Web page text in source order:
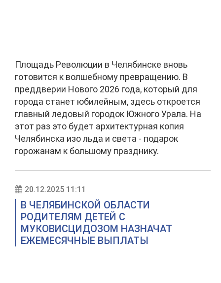
Площадь Революции в Челябинске вновь
готовится к волшебному превращению. В
преддверии Нового 2026 года, который для
города станет юбилейным, здесь откроется
главный ледовый городок Южного Урала. На
этот раз это будет архитектурная копия
Челябинска изо льда и света - подарок
горожанам к большому празднику.
20.12.2025 11:11
В ЧЕЛЯБИНСКОЙ ОБЛАСТИ
РОДИТЕЛЯМ ДЕТЕЙ С
МУКОВИСЦИДОЗОМ НАЗНАЧАТ
ЕЖЕМЕСЯЧНЫЕ ВЫПЛАТЫ